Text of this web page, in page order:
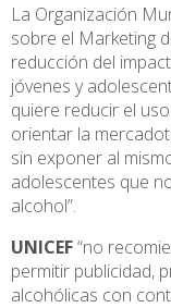
La Organización
sobre el Marketing
reducción del
jóvenes y
quiere reducir el
orientar la
sin exponer al
adolescentes que
alcohol”.
UNICEF“no
permitir publicidad,
alcohólicas con